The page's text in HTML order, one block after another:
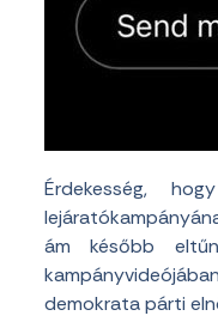
Érdekesség,
ám később
demokrata párti